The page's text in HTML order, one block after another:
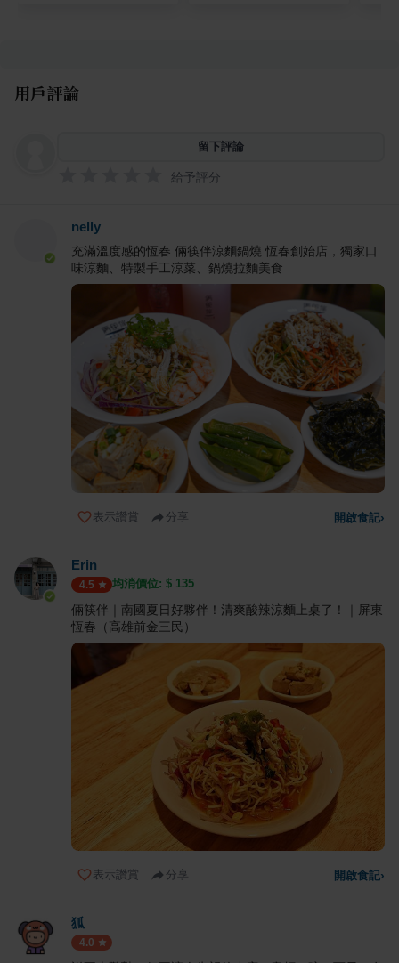
用戶評論
留下評論
給予評分
nelly
充滿溫度感的恆春 倆筷伴涼麵鍋燒 恆春創始店，獨家口
味涼麵、特製手工涼菜、鍋燒拉麵美食
表示讚賞 分享 開啟食記›
Erin
4.5 均消價位: $ 135
倆筷伴｜南國夏日好夥伴！清爽酸辣涼麵上桌了！｜屏東
恆春（高雄前金三民）
表示讚賞 分享 開啟食記›
狐
4.0